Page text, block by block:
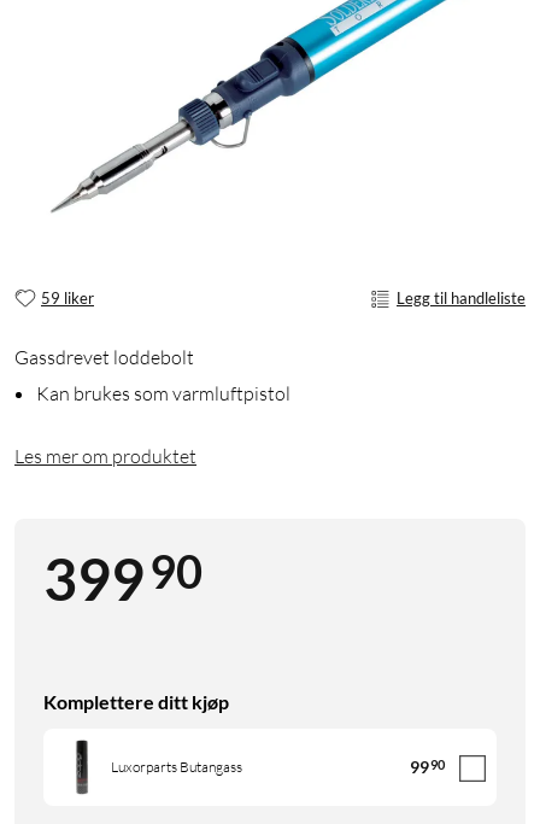
59 liker Legg til handleliste
Gassdrevet loddebolt
Kan brukes som varmluftpistol
Les mer om produktet
39990
Komplettere ditt kjøp
Luxorparts Butangass 9990